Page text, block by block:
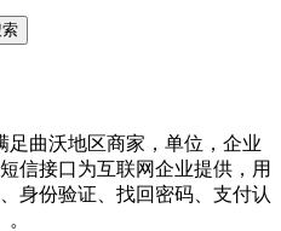
足曲沃地区商家，单位，企业
信接口为互联网企业提供，用
身份验证、找回密码、支付认